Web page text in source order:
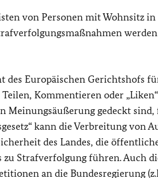
von Personen mit Wohnsitz in
werden
des Europäischen Gerichtshofs
Kommentieren oder
Meinungsäußerung gedeckt sind,
kann die Verbreitung von
des Landes, die
Strafverfolgung führen. Auch
an die Bundesregierung (